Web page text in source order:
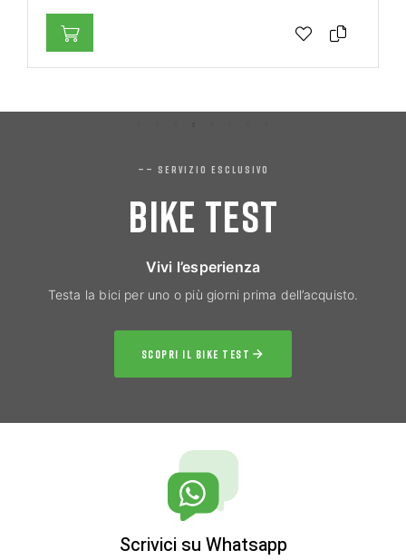
—— SERVIZIO ESCLUSIVO
BIKE TEST
Vivi l’esperienza
Testa la bici per uno o più giorni prima dell’acquisto.
SCOPRI IL BIKE TEST
Scrivici su Whatsapp